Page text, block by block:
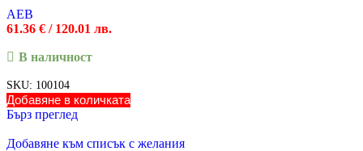
AEB
61.36 € / 120.01 лв.
В наличност
SKU: 100104
Добавяне в количката
Бърз преглед
Добавяне към списък с желания